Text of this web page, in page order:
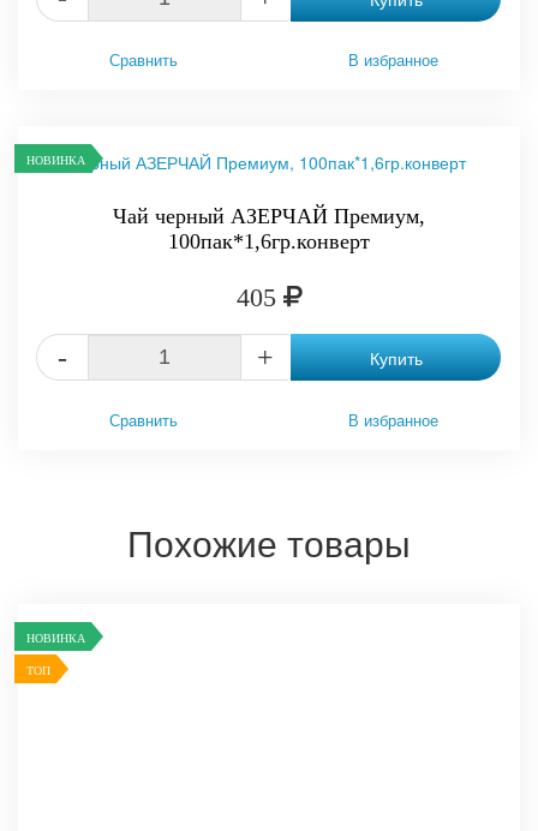
Сравнить В избранное
НОВИНКА
Чай черный АЗЕРЧАЙ Премиум,
100пак*1,6гр.конверт
405
- + Купить
Сравнить В избранное
Похожие товары
НОВИНКА
ТОП